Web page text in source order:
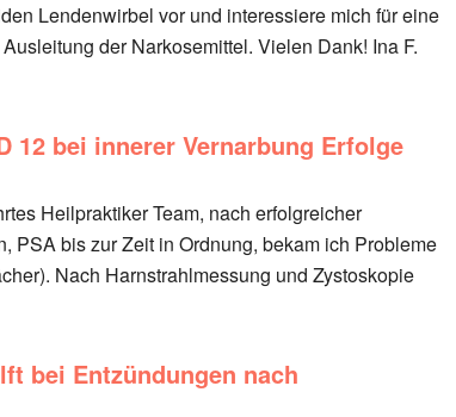
Lendenwirbel vor und interessiere mich für eine
der Narkosemittel. Vielen Dank! Ina F.
12 bei innerer Vernarbung Erfolge
Heilpraktiker Team, nach erfolgreicher
PSA bis zur Zeit in Ordnung, bekam ich Probleme
Nach Harnstrahlmessung und Zystoskopie
bei Entzündungen nach